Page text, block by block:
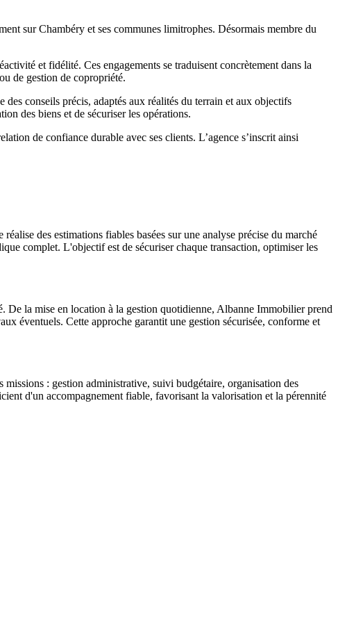
sur Chambéry et ses communes limitrophes. Désormais membre du
et fidélité. Ces engagements se traduisent concrètement dans la
de gestion de copropriété.
conseils précis, adaptés aux réalités du terrain et aux objectifs
des biens et de sécuriser les opérations.
de confiance durable avec ses clients. L’agence s’inscrit ainsi
des estimations fiables basées sur une analyse précise du marché
complet. L'objectif est de sécuriser chaque transaction, optimiser les
De la mise en location à la gestion quotidienne, Albanne Immobilier prend
éventuels. Cette approche garantit une gestion sécurisée, conforme et
: gestion administrative, suivi budgétaire, organisation des
d'un accompagnement fiable, favorisant la valorisation et la pérennité